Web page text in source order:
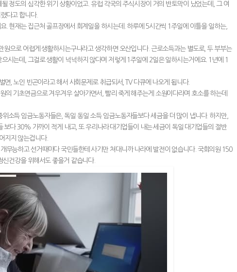
정도의 심각한 위기 상황이었고. 유럽 각국의 주식시장이 거의 반토막이 났었는데, 그 여
다고 합니다.
. 현재는 집근처 골프장에서 회계일을 하시는데. 하루에 5시간씩 1주일에 이틀을 일하는,
원으로 어렵게 생활하시는구나라고 생각하면 오산입니다. 근로소득과는 별도로, 두 부부는
시는데, 그걸로 생활이 넉넉하지 않다며 저렇게 1주일에 2일은 일하시는거에요. 1년에 1
, 노인 빈곤이라고 해서 사회문제로 취급되서, TV 다큐에 나오게 됩니다.
의 기초연금으로 겨우겨우 살아가면서, 빨리 죽게 해주는게 소원이다라며 호소를 하는데
소득 임금노동자들은, 독일 동일 소득 임금노동자들보다 세금을 더 많이 냅니다. 하지만,
다 30% 가까이 적게 내고, 또 우리나라 대기업들이 내는 세금이 독일 대기업들의 절반
지지 않는겁니다.
무능하고 선거때마다 국민들한테 사기만 쳐대니까 나라에 발전이 없습니다. 국회의원 150
신건강을 위해서도 좋을거 같습니다.